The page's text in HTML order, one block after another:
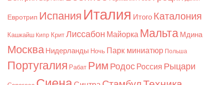
Евротрип Испания Италия Итого Каталония
Кашкайш Кипр КритЛиссабон Майорка Мальта Мдина
Москва Нидерланды Ночь Парк миниатюр Польша
Португалия Рабат Рим Родос Россия Рыцари